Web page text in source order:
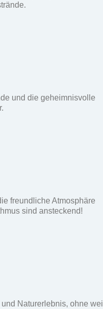
und die geheimnisvolle
freundliche Atmosphäre
sind ansteckend!
Naturerlebnis, ohne